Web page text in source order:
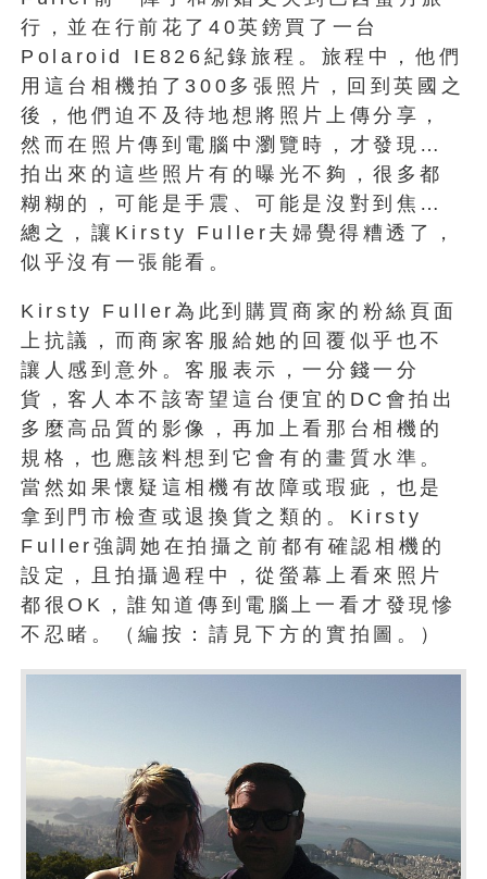
行，並在行前花了40英鎊買了一台
Polaroid IE826紀錄旅程。旅程中，他們
用這台相機拍了300多張照片，回到英國之
後，他們迫不及待地想將照片上傳分享，
然而在照片傳到電腦中瀏覽時，才發現…
拍出來的這些照片有的曝光不夠，很多都
糊糊的，可能是手震、可能是沒對到焦…
總之，讓Kirsty Fuller夫婦覺得糟透了，
似乎沒有一張能看。
Kirsty Fuller為此到購買商家的粉絲頁面
上抗議，而商家客服給她的回覆似乎也不
讓人感到意外。客服表示，一分錢一分
貨，客人本不該寄望這台便宜的DC會拍出
多麼高品質的影像，再加上看那台相機的
規格，也應該料想到它會有的畫質水準。
當然如果懷疑這相機有故障或瑕疵，也是
拿到門市檢查或退換貨之類的。Kirsty
Fuller強調她在拍攝之前都有確認相機的
設定，且拍攝過程中，從螢幕上看來照片
都很OK，誰知道傳到電腦上一看才發現慘
不忍睹。（編按：請見下方的實拍圖。）